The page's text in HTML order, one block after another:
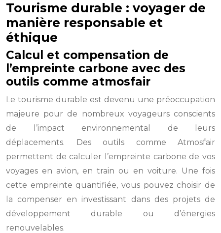
Tourisme durable : voyager de
manière responsable et
éthique
Calcul et compensation de
l’empreinte carbone avec des
outils comme atmosfair
Le tourisme durable est devenu une préoccupation
majeure pour de nombreux voyageurs conscients
de l’impact environnemental de leurs
déplacements. Des outils comme Atmosfair
permettent de calculer l’empreinte carbone de vos
voyages en avion, en train ou en voiture. Une fois
cette empreinte quantifiée, vous pouvez choisir de
la compenser en investissant dans des projets de
développement durable ou d’énergies
renouvelables.